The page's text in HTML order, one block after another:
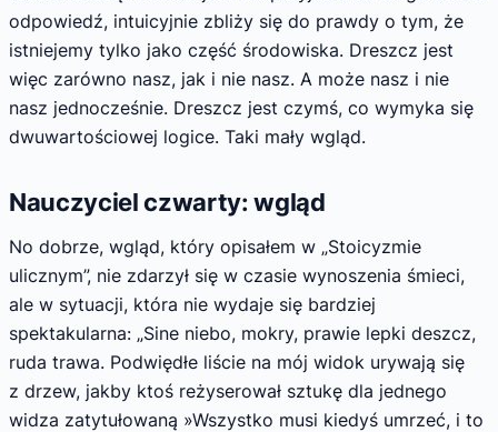
odpowiedź, intuicyjnie zbliży się do prawdy o tym, że
istniejemy tylko jako część środowiska. Dreszcz jest
więc zarówno nasz, jak i nie nasz. A może nasz i nie
nasz jednocześnie. Dreszcz jest czymś, co wymyka się
dwuwartościowej logice. Taki mały wgląd.
Nauczyciel czwarty: wgląd
No dobrze, wgląd, który opisałem w „Stoicyzmie
ulicznym”, nie zdarzył się w czasie wynoszenia śmieci,
ale w sytuacji, która nie wydaje się bardziej
spektakularna: „Sine niebo, mokry, prawie lepki deszcz,
ruda trawa. Podwiędłe liście na mój widok urywają się
z drzew, jakby ktoś reżyserował sztukę dla jednego
widza zatytułowaną »Wszystko musi kiedyś umrzeć, i to